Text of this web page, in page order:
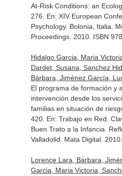
At-Risk Conditions: an
276. En: XIV European
Psychology. Bolonia, Italia.
Proceedings. 2010. ISBN
Hidalgo Garcia, Maria
Dardet, Susana, Sanchez
Bárbara, Jiménez García,
El programa de formación y
intervención desde los
familias en situación de
420. En: Trabajo en Red.
Buen Trato a la Infancia.
Valladolid. Mata Digital.
Lorence Lara, Bárbara,
Garcia, Maria Victoria,